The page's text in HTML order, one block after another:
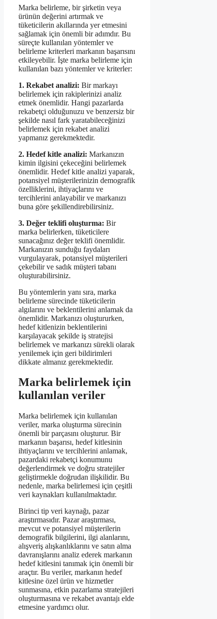
Marka belirleme, bir şirketin veya
ürünün değerini artırmak ve
tüketicilerin akıllarında yer etmesini
sağlamak için önemli bir adımdır. Bu
süreçte kullanılan yöntemler ve
belirleme kriterleri markanın başarısını
etkileyebilir. İşte marka belirleme için
kullanılan bazı yöntemler ve kriterler:
1. Rekabet analizi: Bir markayı
belirlemek için rakiplerinizi analiz
etmek önemlidir. Hangi pazarlarda
rekabetçi olduğunuzu ve benzersiz bir
şekilde nasıl fark yaratabileceğinizi
belirlemek için rekabet analizi
yapmanız gerekmektedir.
2. Hedef kitle analizi: Markanızın
kimin ilgisini çekeceğini belirlemek
önemlidir. Hedef kitle analizi yaparak,
potansiyel müşterilerinizin demografik
özelliklerini, ihtiyaçlarını ve
tercihlerini anlayabilir ve markanızı
buna göre şekillendirebilirsiniz.
3. Değer teklifi oluşturma: Bir
marka belirlerken, tüketicilere
sunacağınız değer teklifi önemlidir.
Markanızın sunduğu faydaları
vurgulayarak, potansiyel müşterileri
çekebilir ve sadık müşteri tabanı
oluşturabilirsiniz.
Bu yöntemlerin yanı sıra, marka
belirleme sürecinde tüketicilerin
algılarını ve beklentilerini anlamak da
önemlidir. Markanızı oluştururken,
hedef kitlenizin beklentilerini
karşılayacak şekilde iş stratejisi
belirlemek ve markanızı sürekli olarak
yenilemek için geri bildirimleri
dikkate almanız gerekmektedir.
Marka belirlemek için
kullanılan veriler
Marka belirlemek için kullanılan
veriler, marka oluşturma sürecinin
önemli bir parçasını oluşturur. Bir
markanın başarısı, hedef kitlesinin
ihtiyaçlarını ve tercihlerini anlamak,
pazardaki rekabetçi konumunu
değerlendirmek ve doğru stratejiler
geliştirmekle doğrudan ilişkilidir. Bu
nedenle, marka belirlemesi için çeşitli
veri kaynakları kullanılmaktadır.
Birinci tip veri kaynağı, pazar
araştırmasıdır. Pazar araştırması,
mevcut ve potansiyel müşterilerin
demografik bilgilerini, ilgi alanlarını,
alışveriş alışkanlıklarını ve satın alma
davranışlarını analiz ederek markanın
hedef kitlesini tanımak için önemli bir
araçtır. Bu veriler, markanın hedef
kitlesine özel ürün ve hizmetler
sunmasına, etkin pazarlama stratejileri
oluşturmasına ve rekabet avantajı elde
etmesine yardımcı olur.